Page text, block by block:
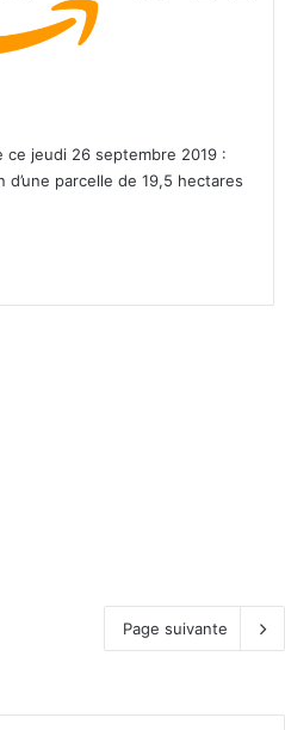
ce jeudi 26 septembre 2019 :
d’une parcelle de 19,5 hectares
Page suivante